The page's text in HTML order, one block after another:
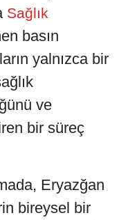
Sağlık
basın
yalnızca bir
ve
bir süreç
Eryazğan
bireysel bir